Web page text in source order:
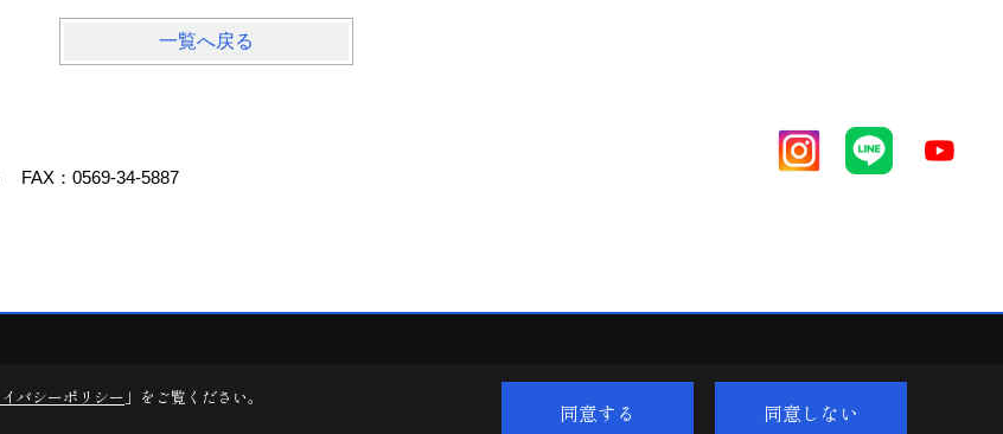
一覧へ戻る
FAX：0569-34-5887
バシーポリシー 」をご覧ください。
同意する 同意しない